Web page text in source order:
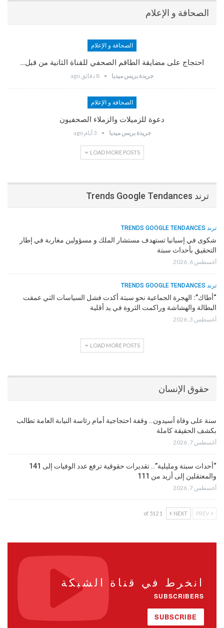
الصحافة و الإعلام
الصحافة و الإعلام
احتجاج على مضايقة الطاقم الصحفي للقناة الثانية من قبل…
جريدة بريس ميديا 8 دقائق ago
الصحافة و الإعلام
دعوة للزميلات والزملاء الصحفيون
جريدة بريس ميديا 3 أيام ago
LOAD MORE POSTS
ترند Trends Google Tendances
ترند TRENDS GOOGLE TENDANCES
شكوى في إسبانيا تستهدف مستشار الملك و مسؤولين مغاربة في إطار
التحقيق بأحداث سبتة
أغسطس 6, 2026
ترند TRENDS GOOGLE TENDANCES
“أطاك”: الهجرة الجماعية نحو سبتة أكدت فشل السياسات التي عمقت
البطالة والهشاشة وراكمت الثروة في يد أقلية
أغسطس 3, 2026
LOAD MORE POSTS
حقوق الإنسان
سنة على وفاة أسيدون.. وقفة احتجاجية أمام رئاسة النيابة العامة تطالب
بكشف الحقيقة كاملة
أغسطس 7, 2026
“أحداث سبتة ومليلية”.. تقديرات حقوقية ترفع عدد الوفيات إلى 141
والمعتقلين إلى أزيد من 111
أغسطس 7, 2026
NEXT
1 of 512
انخرط في قناة الشبكة
SUBSCRIBERS
SUBSCRIBE